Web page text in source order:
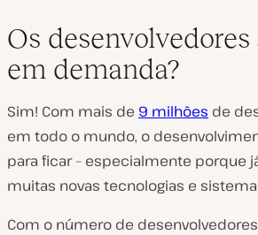
Os desenvolvedores
em demanda?
Sim! Com mais de 9 milhões de
em todo o mundo, o
para ficar – especialmente porque
muitas novas tecnologias e
Com o número de